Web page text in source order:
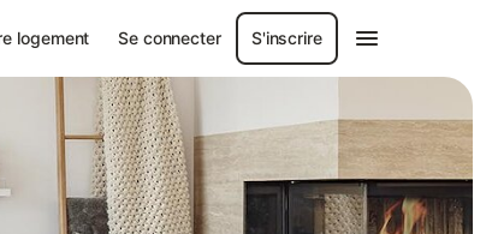
logement Se connecter S'inscrire